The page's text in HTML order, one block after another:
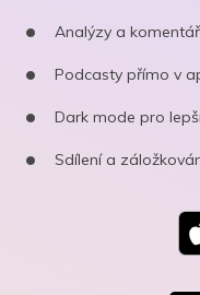
Analýzy a
Podcasty přímo v
Dark mode pro
Sdílení a